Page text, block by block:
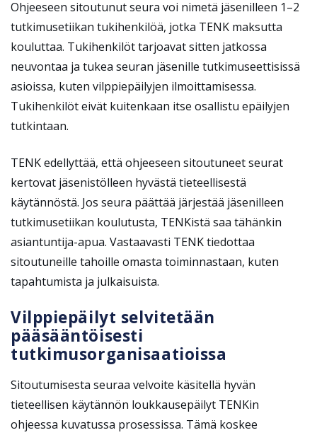
Ohjeeseen sitoutunut seura voi nimetä jäsenilleen 1–2
tutkimusetiikan tukihenkilöä, jotka TENK maksutta
kouluttaa. Tukihenkilöt tarjoavat sitten jatkossa
neuvontaa ja tukea seuran jäsenille tutkimuseettisissä
asioissa, kuten vilppiepäilyjen ilmoittamisessa.
Tukihenkilöt eivät kuitenkaan itse osallistu epäilyjen
tutkintaan.
TENK edellyttää, että ohjeeseen sitoutuneet seurat
kertovat jäsenistölleen hyvästä tieteellisestä
käytännöstä. Jos seura päättää järjestää jäsenilleen
tutkimusetiikan koulutusta, TENKistä saa tähänkin
asiantuntija-apua. Vastaavasti TENK tiedottaa
sitoutuneille tahoille omasta toiminnastaan, kuten
tapahtumista ja julkaisuista.
Vilppiepäilyt selvitetään
pääsääntöisesti
tutkimusorganisaatioissa
Sitoutumisesta seuraa velvoite käsitellä hyvän
tieteellisen käytännön loukkausepäilyt TENKin
ohjeessa kuvatussa prosessissa. Tämä koskee